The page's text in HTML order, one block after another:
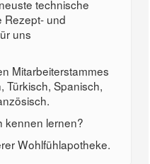
technische
Rezept- und
uns
Mitarbeiterstammes
Türkisch, Spanisch,
kennen lernen?
Wohlfühlapotheke.